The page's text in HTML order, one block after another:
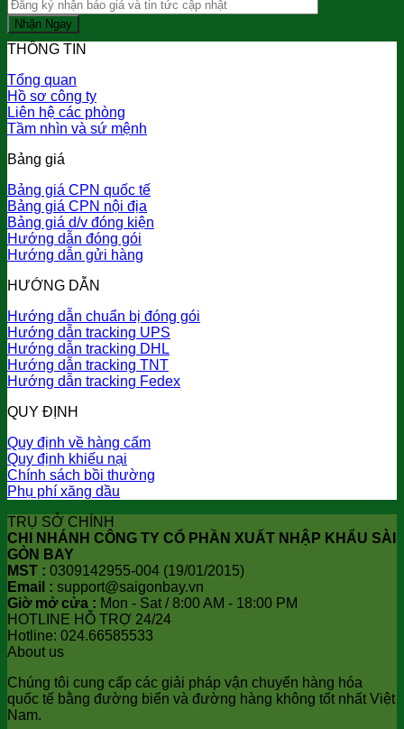
THÔNG TIN
Tổng quan
Hồ sơ công ty
Liên hệ các phòng
Tầm nhìn và sứ mệnh
Bảng giá
Bảng giá CPN quốc tế
Bảng giá CPN nội địa
Bảng giá d/v đóng kiện
Hướng dẫn đóng gói
Hướng dẫn gửi hàng
HƯỚNG DẪN
Hướng dẫn chuẩn bị đóng gói
Hướng dẫn tracking UPS
Hướng dẫn tracking DHL
Hướng dẫn tracking TNT
Hướng dẫn tracking Fedex
QUY ĐỊNH
Quy định về hàng cấm
Quy định khiếu nại
Chính sách bồi thường
Phụ phí xăng dầu
TRỤ SỞ CHÍNH
CHI NHÁNH CÔNG TY CỔ PHẦN XUẤT NHẬP KHẨU SÀI
GÒN BAY
MST : 0309142955-004 (19/01/2015)
Email : support@saigonbay.vn
Giờ mở cửa : Mon - Sat / 8:00 AM - 18:00 PM
HOTLINE HỖ TRỢ 24/24
Hotline: 024.66585533
About us
Chúng tôi cung cấp các giải pháp vận chuyển hàng hóa
quốc tế bằng đường biển và đường hàng không tốt nhất Việt
Nam.